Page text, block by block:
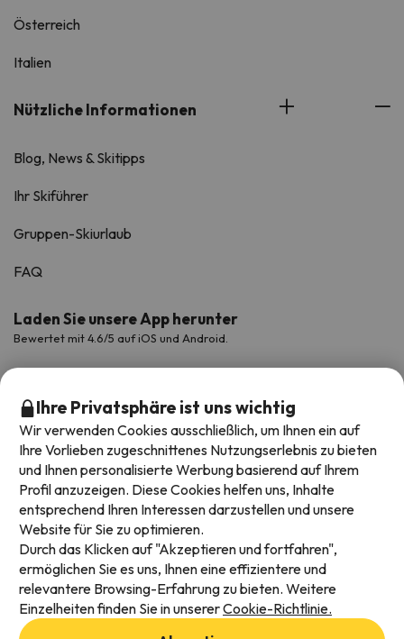
Österreich
Italien
Nützliche Informationen
Blog, News & Skitipps
Ihr Skiführer
Gruppen-Skiurlaub
FAQ
Laden Sie unsere App herunter
Bewertet mit 4.6/5 auf iOS und Android.
Verfügbare Zahlungsarten
Ihre Privatsphäre ist uns wichtig
Wir verwenden Cookies ausschließlich, um Ihnen ein auf
Ihre Vorlieben zugeschnittenes Nutzungserlebnis zu bieten
und Ihnen personalisierte Werbung basierend auf Ihrem
Profil anzuzeigen. Diese Cookies helfen uns, Inhalte
entsprechend Ihren Interessen darzustellen und unsere
Website für Sie zu optimieren.
Durch das Klicken auf "Akzeptieren und fortfahren",
ermöglichen Sie es uns, Ihnen eine effizientere und
relevantere Browsing-Erfahrung zu bieten. Weitere
Einzelheiten finden Sie in unsererCookie-Richtlinie.